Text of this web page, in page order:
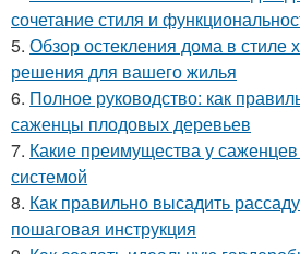
сочетание стиля и
5. Обзор остекления дома в стиле
решения для вашего жилья
6. Полное руководство: как
саженцы плодовых деревьев
7. Какие преимущества у
системой
8. Как правильно высадить
пошаговая инструкция